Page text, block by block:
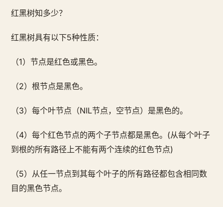
红黑树知多少？
红黑树具有以下5种性质：
（1）节点是红色或黑色。
（2）根节点是黑色。
（3）每个叶节点（NIL节点，空节点）是黑色的。
（4）每个红色节点的两个子节点都是黑色。(从每个叶子
到根的所有路径上不能有两个连续的红色节点)
（5）从任一节点到其每个叶子的所有路径都包含相同数
目的黑色节点。